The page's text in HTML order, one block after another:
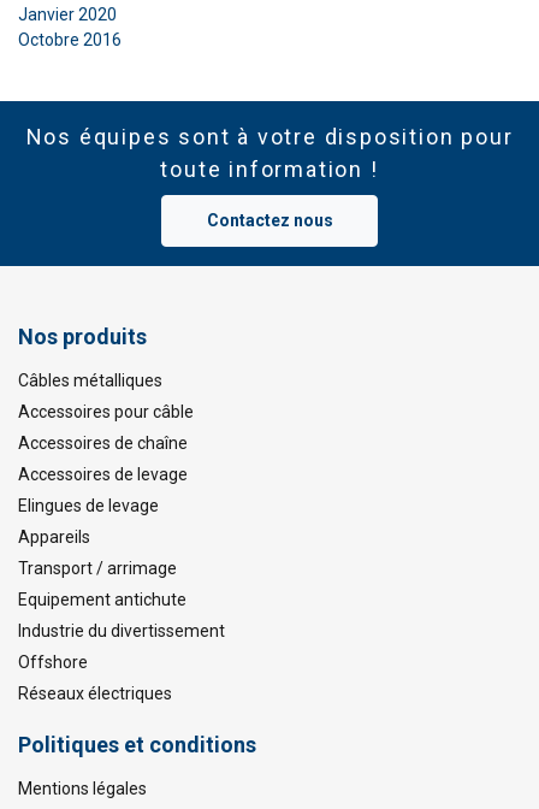
Janvier 2020
Octobre 2016
Nos équipes sont à votre disposition pour
toute information !
Contactez nous
Nos produits
Câbles métalliques
Accessoires pour câble
Accessoires de chaîne
Accessoires de levage
Elingues de levage
Appareils
Transport / arrimage
Equipement antichute
Industrie du divertissement
Offshore
Réseaux électriques
Politiques et conditions
Mentions légales